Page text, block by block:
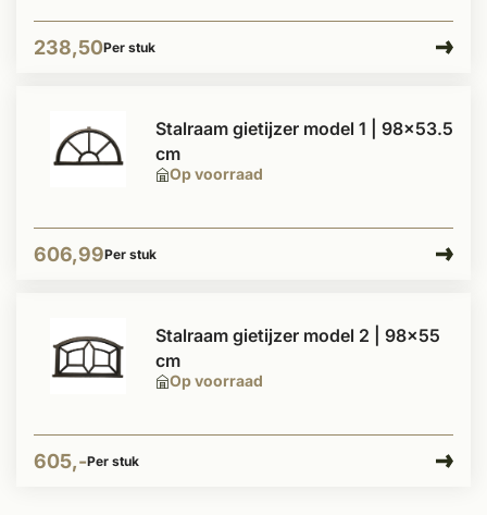
238,50Per stuk
Op voorraad
Stalraam gietijzer model 1 | 98x53.5
cm
606,99Per stuk
Op voorraad
Stalraam gietijzer model 2 | 98x55
cm
605,-Per stuk